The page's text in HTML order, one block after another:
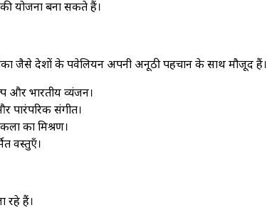
योजना बना सकते हैं।
जैसे देशों के पवेलियन अपनी अनूठी पहचान के साथ मौजूद हैं।
और भारतीय व्यंजन।
पारंपरिक संगीत।
का मिश्रण।
वस्तुएँ।
रहे हैं।